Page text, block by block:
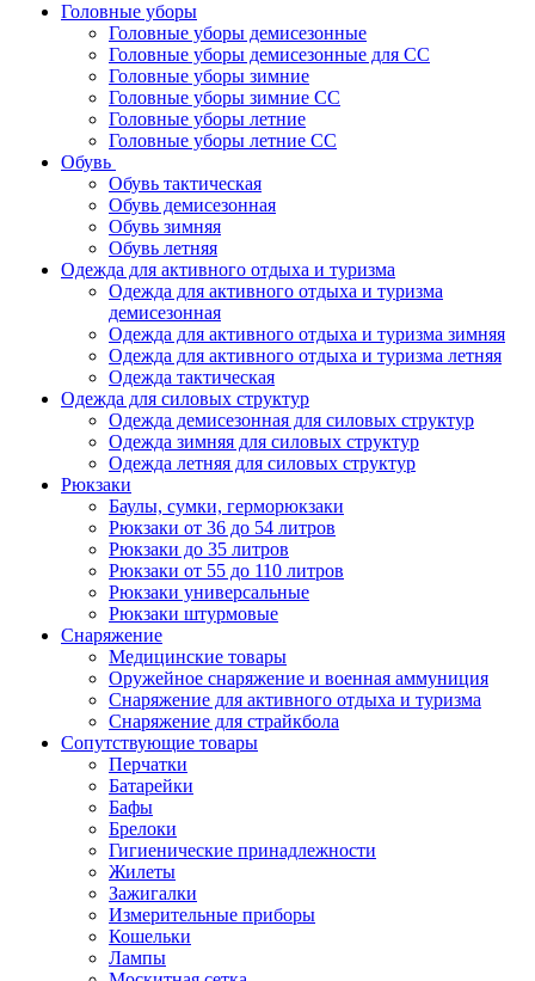
Головные уборы
Головные уборы демисезонные
Головные уборы демисезонные для СС
Головные уборы зимние
Головные уборы зимние СС
Головные уборы летние
Головные уборы летние СС
Обувь
Обувь тактическая
Обувь демисезонная
Обувь зимняя
Обувь летняя
Одежда для активного отдыха и туризма
Одежда для активного отдыха и туризма
демисезонная
Одежда для активного отдыха и туризма зимняя
Одежда для активного отдыха и туризма летняя
Одежда тактическая
Одежда для силовых структур
Одежда демисезонная для силовых структур
Одежда зимняя для силовых структур
Одежда летняя для силовых структур
Рюкзаки
Баулы, сумки, герморюкзаки
Рюкзаки от 36 до 54 литров
Рюкзаки до 35 литров
Рюкзаки от 55 до 110 литров
Рюкзаки универсальные
Рюкзаки штурмовые
Снаряжение
Медицинские товары
Оружейное снаряжение и военная аммуниция
Снаряжение для активного отдыха и туризма
Снаряжение для страйкбола
Сопутствующие товары
Перчатки
Батарейки
Бафы
Брелоки
Гигиенические принадлежности
Жилеты
Зажигалки
Измерительные приборы
Кошельки
Лампы